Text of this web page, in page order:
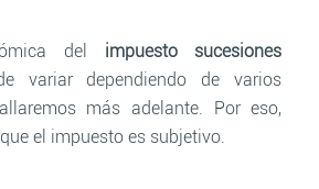
del impuesto sucesiones
variar dependiendo de varios
más adelante. Por eso,
el impuesto es subjetivo.